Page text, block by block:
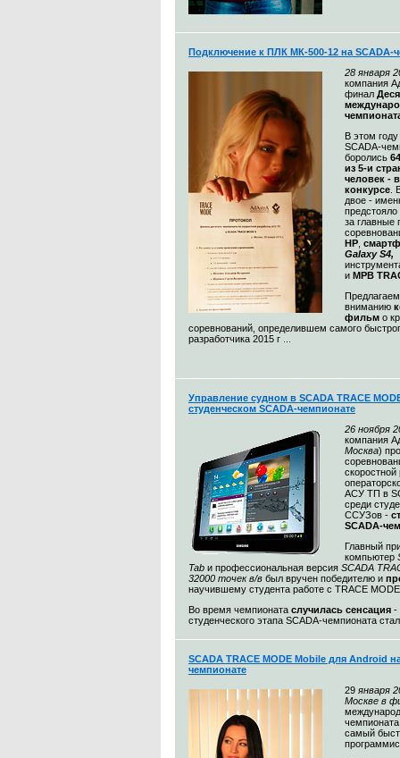
Подключение к ПЛК МК-500-12 на SCADA-
28 января
компания
финал
В этом
SCADA-
боролись
из 5-и
человек -
конкурсе .
двое -
предстояло
за главные
HP
Galaxy S4,
и МРВ
вниманию
фильм о
соревнований, определившем самого
разработчика 2015 г ...
Управление судном в SCADA TRACE
студенческом SCADA-чемпионате
26 ноября
компания
Москва)
скоростной
АСУ ТП в
среди
ССУЗов -
SCADA-
Главный
компьютер
Tab и профессиональная версия SCADA
32000 точек в/в был вручен победителю и
научившему студента работе с TRACE
Во время чемпионата случилась сенсация -
студенческого этапа SCADA-чемпионата
SCADA TRACE MODE Mobile для Android
чемпионате
29 января
Москве в
самый